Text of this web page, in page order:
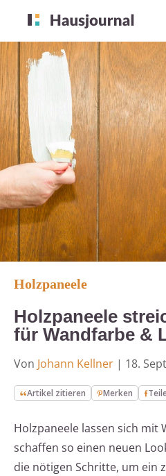
Holzpaneele
Holzpaneele
für Wandfarbe &
Von Johann Kellner | 18.
Artikel zitieren Merken
Holzpaneele lassen sich mit
schaffen so einen neuen
die nötigen Schritte, um ein